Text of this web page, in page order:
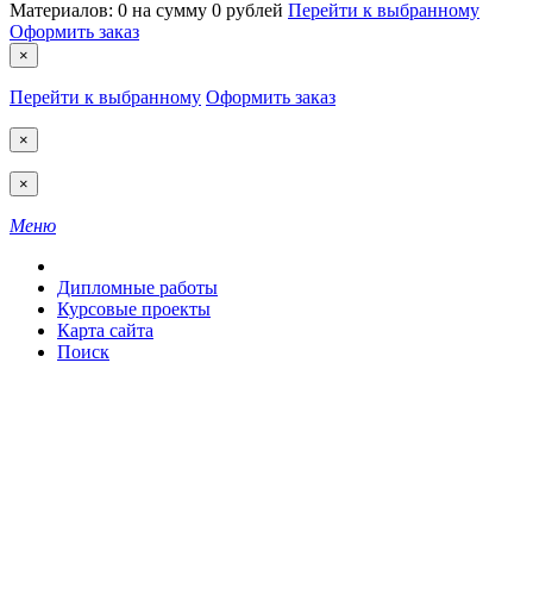
Материалов: 0 на сумму 0 рублей Перейти к выбранному
Оформить заказ
×
Перейти к выбранному Оформить заказ
×
×
Меню
Дипломные работы
Курсовые проекты
Карта сайта
Поиск